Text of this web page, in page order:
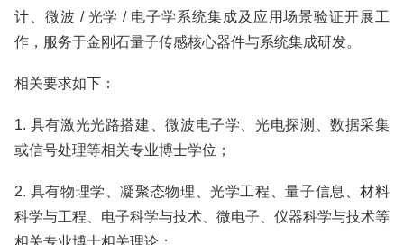
计、微波 / 光学 / 电子学系统集成及应用场景验证开展工
作，服务于金刚石量子传感核心器件与系统集成研发。
相关要求如下：
1. 具有激光光路搭建、微波电子学、光电探测、数据采集
或信号处理等相关专业博士学位；
2. 具有物理学、凝聚态物理、光学工程、量子信息、材料
科学与工程、电子科学与技术、微电子、仪器科学与技术等
相关专业博士相关理论；